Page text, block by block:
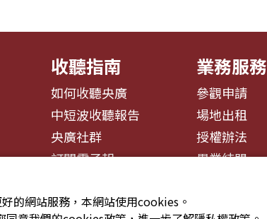
收聽指南
如何收聽央廣
中短波收聽報告
央廣社群
訂閱電子報
業務服務
參觀申請
場地出租
授權辦法
異業結盟
的網站服務，本網站使用cookies。